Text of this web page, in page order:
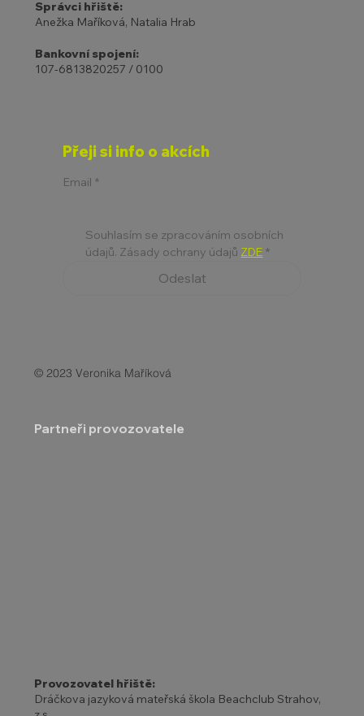
Provozovatel hřiště:
Dráčkova jazyková mateřská škola Beachclub Strahov,
Správci hřiště:
Anežka Maříková, Natalia Hrab
Bankovní spojení:
107-6813820257 / 0100
Přeji si info o akcích
Email *
Souhlasím se zpracováním osobních
údajů. Zásady ochrany údajů ZDE *
Odeslat
© 2023 Veronika Maříková
Partneři provozovatele